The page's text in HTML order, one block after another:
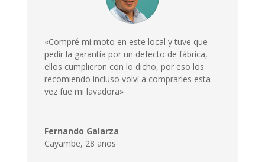
«Compré mi moto en este local y tuve que
pedir la garantía por un defecto de fábrica,
ellos cumplieron con lo dicho, por eso los
recomiendo incluso volví a comprarles esta
vez fue mi lavadora»
Fernando Galarza
Cayambe, 28 años